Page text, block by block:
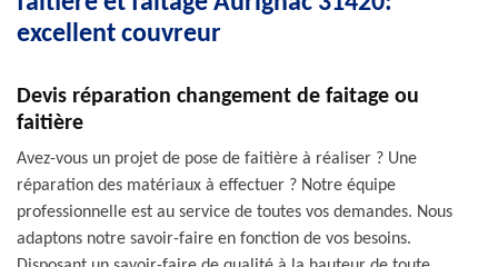
excellent couvreur
Devis réparation changement de faitage ou
faitière
Avez-vous un projet de pose de faitière à réaliser ? Une
réparation des matériaux à effectuer ? Notre équipe
professionnelle est au service de toutes vos demandes. Nous
adaptons notre savoir-faire en fonction de vos besoins.